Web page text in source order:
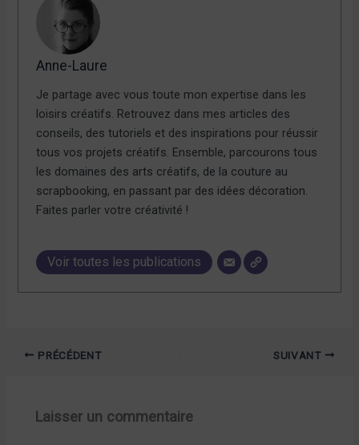
Anne-Laure
Je partage avec vous toute mon expertise dans les
loisirs créatifs. Retrouvez dans mes articles des
conseils, des tutoriels et des inspirations pour réussir
tous vos projets créatifs. Ensemble, parcourons tous
les domaines des arts créatifs, de la couture au
scrapbooking, en passant par des idées décoration.
Faites parler votre créativité !
Voir toutes les publications
PRÉCÉDENT SUIVANT
Laisser un commentaire